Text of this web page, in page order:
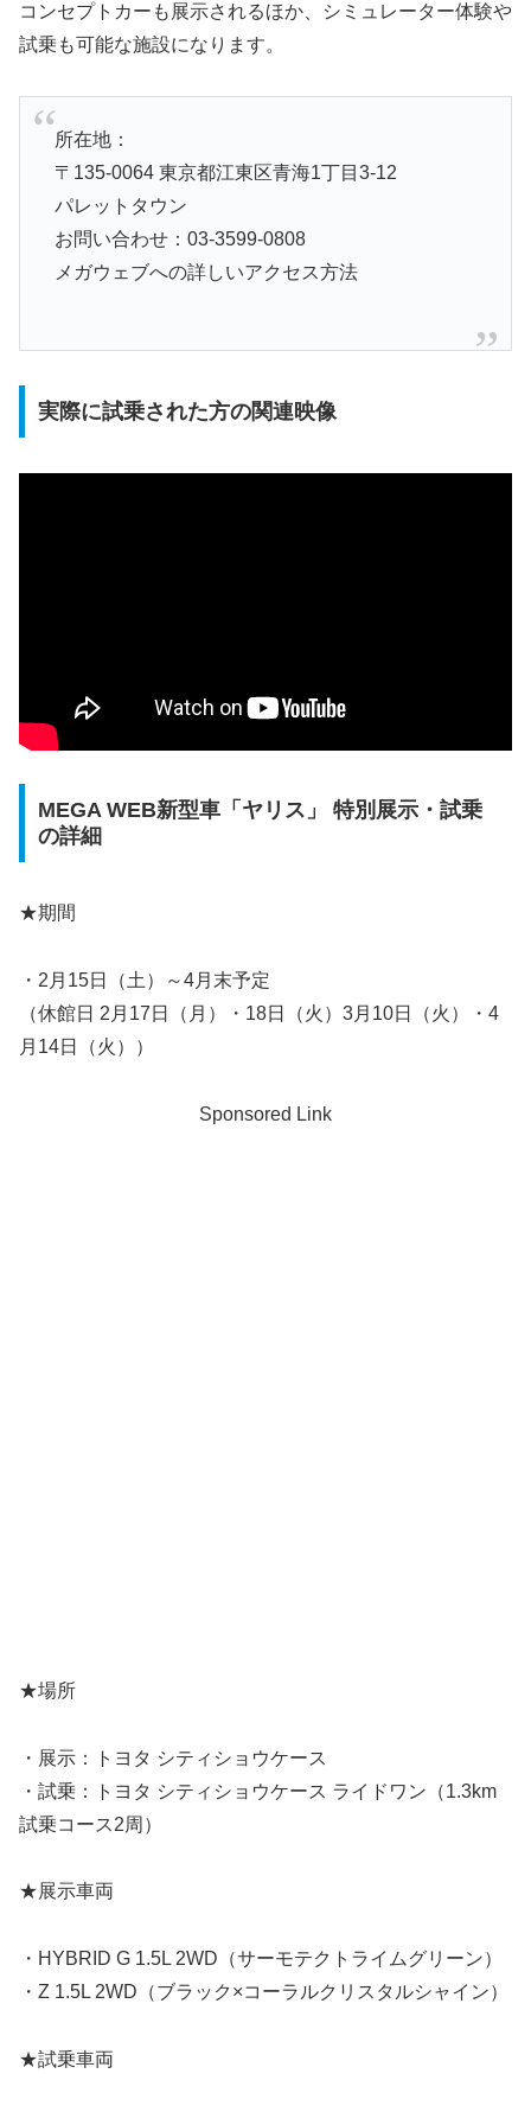
コンセプトカーも展示されるほか、シミュレーター体験や
試乗も可能な施設になります。
所在地：
〒135-0064 東京都江東区青海1丁目3-12
パレットタウン
お問い合わせ：03-3599-0808
メガウェブへの詳しいアクセス方法
実際に試乗された方の関連映像
MEGA WEB新型車「ヤリス」 特別展示・試乗
の詳細
★期間
・2月15日（土）～4月末予定
（休館日 2月17日（月）・18日（火）3月10日（火）・4
月14日（火））
Sponsored Link
★場所
・展示：トヨタ シティショウケース
・試乗：トヨタ シティショウケース ライドワン（1.3km
試乗コース2周）
★展示車両
・HYBRID G 1.5L 2WD（サーモテクトライムグリーン）
・Z 1.5L 2WD（ブラック×コーラルクリスタルシャイン）
★試乗車両